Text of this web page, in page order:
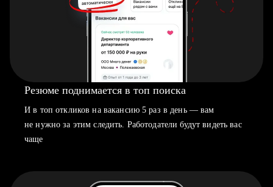
Резюме поднимается в топ поиска
И в топ откликов на вакансию 5 раз в день — вам
не нужно за этим следить. Работодатели будут видеть вас
чаще